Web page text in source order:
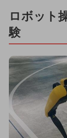
ロボット
験